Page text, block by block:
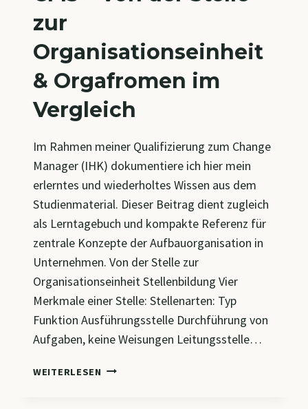
zur
Organisationseinheit
& Orgafromen im
Vergleich
Im Rahmen meiner Qualifizierung zum Change
Manager (IHK) dokumentiere ich hier mein
erlerntes und wiederholtes Wissen aus dem
Studienmaterial. Dieser Beitrag dient zugleich
als Lerntagebuch und kompakte Referenz für
zentrale Konzepte der Aufbauorganisation in
Unternehmen. Von der Stelle zur
Organisationseinheit Stellenbildung Vier
Merkmale einer Stelle: Stellenarten: Typ
Funktion Ausführungsstelle Durchführung von
Aufgaben, keine Weisungen Leitungsstelle…
WEITERLESEN CM5